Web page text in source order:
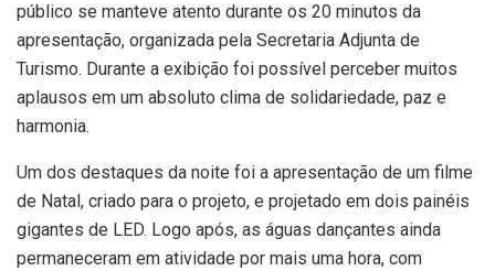
público se manteve atento durante os 20 minutos da
apresentação, organizada pela Secretaria Adjunta de
Turismo. Durante a exibição foi possível perceber muitos
aplausos em um absoluto clima de solidariedade, paz e
harmonia.
Um dos destaques da noite foi a apresentação de um filme
de Natal, criado para o projeto, e projetado em dois painéis
gigantes de LED. Logo após, as águas dançantes ainda
permaneceram em atividade por mais uma hora, com